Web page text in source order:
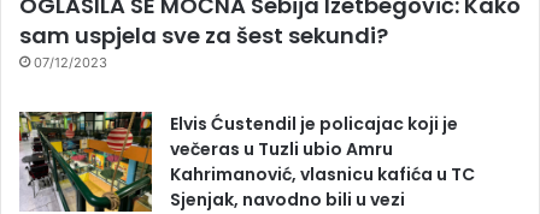
sam uspjela sve za šest sekundi?
07/12/2023
Elvis Ćustendil je policajac koji je
večeras u Tuzli ubio Amru
Kahrimanović, vlasnicu kafića u TC
Sjenjak, navodno bili u vezi